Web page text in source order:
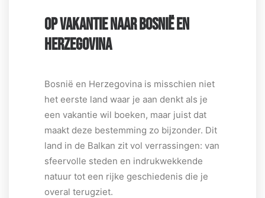
OP VAKANTIE NAAR BOSNIË EN
HERZEGOVINA
Bosnië en Herzegovina is misschien niet
het eerste land waar je aan denkt als je
een vakantie wil boeken, maar juist dat
maakt deze bestemming zo bijzonder. Dit
land in de Balkan zit vol verrassingen: van
sfeervolle steden en indrukwekkende
natuur tot een rijke geschiedenis die je
overal terugziet.